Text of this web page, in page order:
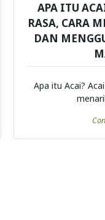
APA ITU
RASA, CARA
DAN
Apa itu Acai?